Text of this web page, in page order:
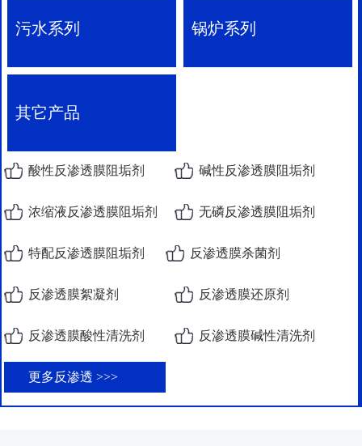
污水系列 锅炉系列
其它产品
酸性反渗透膜阻垢剂 碱性反渗透膜阻垢剂
浓缩液反渗透膜阻垢剂 无磷反渗透膜阻垢剂
特配反渗透膜阻垢剂 反渗透膜杀菌剂
反渗透膜絮凝剂 反渗透膜还原剂
反渗透膜酸性清洗剂 反渗透膜碱性清洗剂
更多反渗透 >>>